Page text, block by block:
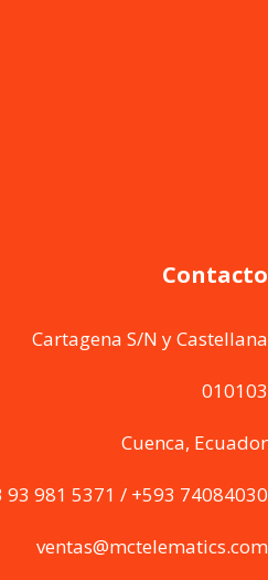
Contacto
Cartagena S/N y Castellana
010103
Cuenca, Ecuador
93 981 5371 / +593 74084030
ventas@mctelematics.com